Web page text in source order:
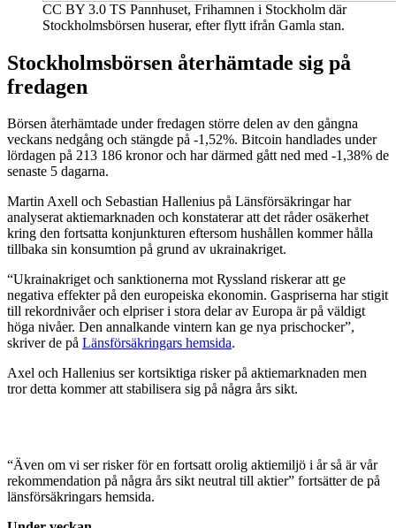
CC BY 3.0 TS Pannhuset, Frihamnen i Stockholm där
Stockholmsbörsen huserar, efter flytt ifrån Gamla stan.
Stockholmsbörsen återhämtade sig på
fredagen
Börsen återhämtade under fredagen större delen av den gångna
veckans nedgång och stängde på -1,52%. Bitcoin handlades under
lördagen på 213 186 kronor och har därmed gått ned med -1,38% de
senaste 5 dagarna.
Martin Axell och Sebastian Hallenius på Länsförsäkringar har
analyserat aktiemarknaden och konstaterar att det råder osäkerhet
kring den fortsatta konjunkturen eftersom hushållen kommer hålla
tillbaka sin konsumtion på grund av ukrainakriget.
“Ukrainakriget och sanktionerna mot Ryssland riskerar att ge
negativa effekter på den europeiska ekonomin. Gaspriserna har stigit
till rekordnivåer och elpriser i stora delar av Europa är på väldigt
höga nivåer. Den annalkande vintern kan ge nya prischocker”,
skriver de på Länsförsäkringars hemsida.
Axel och Hallenius ser kortsiktiga risker på aktiemarknaden men
tror detta kommer att stabilisera sig på några års sikt.
“Även om vi ser risker för en fortsatt orolig aktiemiljö i år så är vår
rekommendation på några års sikt neutral till aktier” fortsätter de på
länsförsäkringars hemsida.